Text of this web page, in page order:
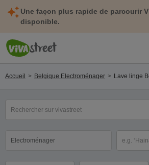
Une façon plus rapide de parcourir
disponible.
Accueil Belgique Electroménager Lave linge
clé(s)